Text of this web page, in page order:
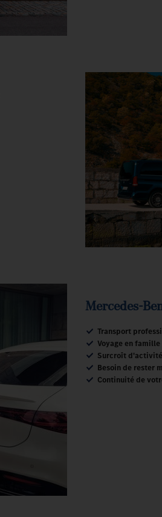
Mercedes-
Transport
Voyage en
Surcroît d'activité
Besoin de rester
Continuité de